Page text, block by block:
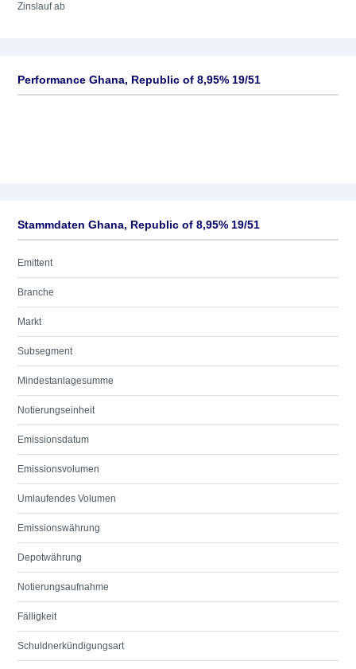
Zinslauf ab
Performance Ghana, Republic of 8,95% 19/51
Stammdaten Ghana, Republic of 8,95% 19/51
Emittent
Branche
Markt
Subsegment
Mindestanlagesumme
Notierungseinheit
Emissionsdatum
Emissionsvolumen
Umlaufendes Volumen
Emissionswährung
Depotwährung
Notierungsaufnahme
Fälligkeit
Schuldnerkündigungsart